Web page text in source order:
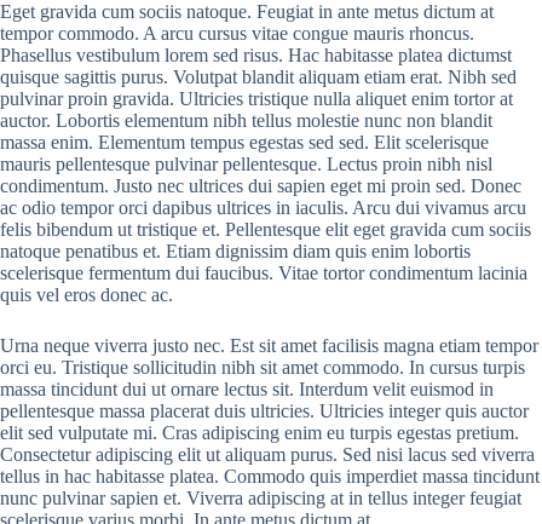
Eget gravida cum sociis natoque. Feugiat in ante metus dictum at
tempor commodo. A arcu cursus vitae congue mauris rhoncus.
Phasellus vestibulum lorem sed risus. Hac habitasse platea dictumst
quisque sagittis purus. Volutpat blandit aliquam etiam erat. Nibh sed
pulvinar proin gravida. Ultricies tristique nulla aliquet enim tortor at
auctor. Lobortis elementum nibh tellus molestie nunc non blandit
massa enim. Elementum tempus egestas sed sed. Elit scelerisque
mauris pellentesque pulvinar pellentesque. Lectus proin nibh nisl
condimentum. Justo nec ultrices dui sapien eget mi proin sed. Donec
ac odio tempor orci dapibus ultrices in iaculis. Arcu dui vivamus arcu
felis bibendum ut tristique et. Pellentesque elit eget gravida cum sociis
natoque penatibus et. Etiam dignissim diam quis enim lobortis
scelerisque fermentum dui faucibus. Vitae tortor condimentum lacinia
quis vel eros donec ac.
Urna neque viverra justo nec. Est sit amet facilisis magna etiam tempor
orci eu. Tristique sollicitudin nibh sit amet commodo. In cursus turpis
massa tincidunt dui ut ornare lectus sit. Interdum velit euismod in
pellentesque massa placerat duis ultricies. Ultricies integer quis auctor
elit sed vulputate mi. Cras adipiscing enim eu turpis egestas pretium.
Consectetur adipiscing elit ut aliquam purus. Sed nisi lacus sed viverra
tellus in hac habitasse platea. Commodo quis imperdiet massa tincidunt
nunc pulvinar sapien et. Viverra adipiscing at in tellus integer feugiat
scelerisque varius morbi. In ante metus dictum at.